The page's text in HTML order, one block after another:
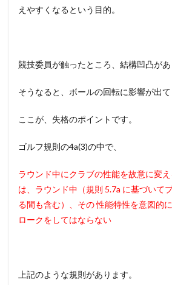
えやすくなるという目的。
競技委員が触ったところ、結構凹凸があ
そうなると、ボールの回転に影響が出て
ここが、失格のポイントです。
ゴルフ規則の4a(3)の中で、
ラウンド中にクラブの性能を故意に変
は、ラウンド中（規則 5.7a に基づいて
る間も含む）、その 性能特性を意図的
ロークをしてはならない
上記のような規則があります。